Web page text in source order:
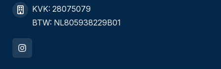
KVK: 28075079
BTW: NL805938229B01